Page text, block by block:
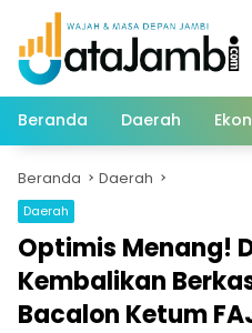
Langsung
konten
Beranda Daerah
Beranda Daerah
Daerah
Optimis Menang!
Kembalikan
Bacalon Ketum